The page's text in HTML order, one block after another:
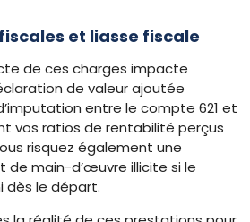
et liasse fiscale
de ces charges impacte
de valeur ajoutée
entre le compte 621 et
vos ratios de rentabilité perçus
risquez également une
de main-d’œuvre illicite si le
dès le départ.